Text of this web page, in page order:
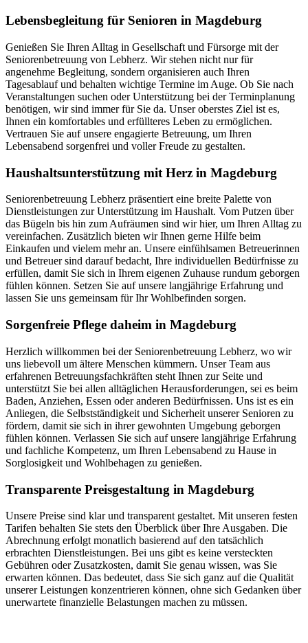
Lebensbegleitung für Senioren in Magdeburg
Genießen Sie Ihren Alltag in Gesellschaft und Fürsorge mit der
Seniorenbetreuung von Lebherz. Wir stehen nicht nur für
angenehme Begleitung, sondern organisieren auch Ihren
Tagesablauf und behalten wichtige Termine im Auge. Ob Sie nach
Veranstaltungen suchen oder Unterstützung bei der Terminplanung
benötigen, wir sind immer für Sie da. Unser oberstes Ziel ist es,
Ihnen ein komfortables und erfüllteres Leben zu ermöglichen.
Vertrauen Sie auf unsere engagierte Betreuung, um Ihren
Lebensabend sorgenfrei und voller Freude zu gestalten.
Haushalts­unterstützung mit Herz in Magdeburg
Seniorenbetreuung Lebherz präsentiert eine breite Palette von
Dienstleistungen zur Unterstützung im Haushalt. Vom Putzen über
das Bügeln bis hin zum Aufräumen sind wir hier, um Ihren Alltag zu
vereinfachen. Zusätzlich bieten wir Ihnen gerne Hilfe beim
Einkaufen und vielem mehr an. Unsere einfühlsamen Betreuerinnen
und Betreuer sind darauf bedacht, Ihre individuellen Bedürfnisse zu
erfüllen, damit Sie sich in Ihrem eigenen Zuhause rundum geborgen
fühlen können. Setzen Sie auf unsere langjährige Erfahrung und
lassen Sie uns gemeinsam für Ihr Wohlbefinden sorgen.
Sorgenfreie Pflege daheim in Magdeburg
Herzlich willkommen bei der Seniorenbetreuung Lebherz, wo wir
uns liebevoll um ältere Menschen kümmern. Unser Team aus
erfahrenen Betreuungsfachkräften steht Ihnen zur Seite und
unterstützt Sie bei allen alltäglichen Herausforderungen, sei es beim
Baden, Anziehen, Essen oder anderen Bedürfnissen. Uns ist es ein
Anliegen, die Selbstständigkeit und Sicherheit unserer Senioren zu
fördern, damit sie sich in ihrer gewohnten Umgebung geborgen
fühlen können. Verlassen Sie sich auf unsere langjährige Erfahrung
und fachliche Kompetenz, um Ihren Lebensabend zu Hause in
Sorglosigkeit und Wohlbehagen zu genießen.
Transparente Preisgestaltung in Magdeburg
Unsere Preise sind klar und transparent gestaltet. Mit unseren festen
Tarifen behalten Sie stets den Überblick über Ihre Ausgaben. Die
Abrechnung erfolgt monatlich basierend auf den tatsächlich
erbrachten Dienstleistungen. Bei uns gibt es keine versteckten
Gebühren oder Zusatzkosten, damit Sie genau wissen, was Sie
erwarten können. Das bedeutet, dass Sie sich ganz auf die Qualität
unserer Leistungen konzentrieren können, ohne sich Gedanken über
unerwartete finanzielle Belastungen machen zu müssen.